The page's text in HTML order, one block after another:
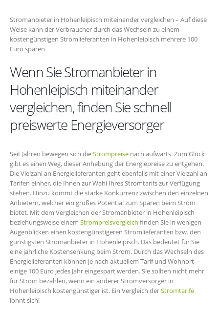
Stromanbieter in Hohenleipisch miteinander vergleichen – Auf diese
Weise kann der Verbraucher durch das Wechseln zu einem
kostengünstigen Stromlieferanten in Hohenleipisch mehrere 100
Euro sparen
Wenn Sie Stromanbieter in
Hohenleipisch miteinander
vergleichen, finden Sie schnell
preiswerte Energieversorger
Seit Jahren bewegen sich dieStrompreise nach aufwärts. Zum Glück
gibt es einen Weg, dieser Anhebung der Energiepreise zu entgehen.
Die Vielzahl an Energielieferanten geht ebenfalls mit einer Vielzahl an
Tarifen einher, die Ihnen zur Wahl Ihres Stromtarifs zur Verfügung
stehen. Hinzu kommt die starke Konkurrenz zwischen den einzelnen
Anbietern, welcher ein großes Potential zum Sparen beim Strom
bietet. Mit dem Vergleichen der Stromanbieter in Hohenleipisch
beziehungsweise einem Strompreisvergleich finden Sie in wenigen
Augenblicken einen kostengünstigeren Stromlieferanten bzw. den
günstigsten Stromanbieter in Hohenleipisch. Das bedeutet für Sie
eine jährliche Kostensenkung beim Strom. Durch das Wechseln des
Energielieferanten können je nach aktuellem Tarif und Wohnort
einige 100 Euro jedes Jahr eingespart werden. Sie sollten nicht mehr
für Strom bezahlen, wenn ein anderer Stromversorger in
Hohenleipisch kostengünstiger ist. Ein Vergleich derStromtarife
lohnt sich!